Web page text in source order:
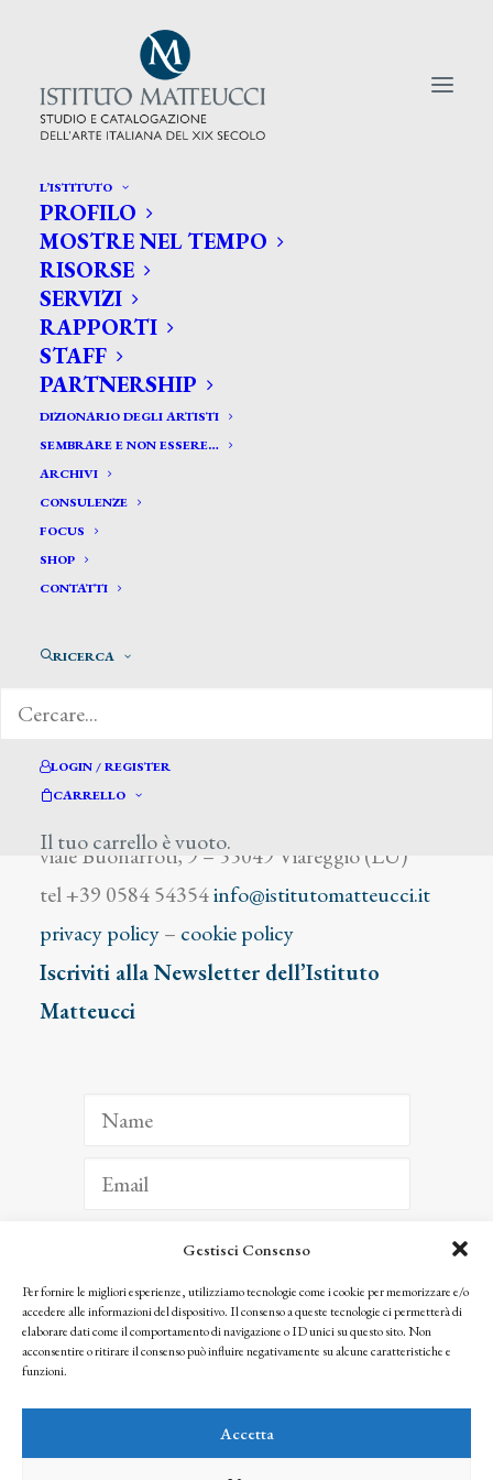
Gestisci Consenso
Per fornire le migliori esperienze, utilizziamo tecnologie come i cookie per memorizzare e/o
accedere alle informazioni del dispositivo. Il consenso a queste tecnologie ci permetterà di
elaborare dati come il comportamento di navigazione o ID unici su questo sito. Non
acconsentire o ritirare il consenso può influire negativamente su alcune caratteristiche e
funzioni.
Accetta
L’ISTITUTO
PROFILO
MOSTRE NEL TEMPO
RISORSE
SERVIZI
RAPPORTI
STAFF
PARTNERSHIP
DIZIONARIO DEGLI ARTISTI
SEMBRARE E NON ESSERE…
ARCHIVI
CONSULENZE
FOCUS
SHOP
CONTATTI
RICERCA
LOGIN / REGISTER
CARRELLO
Il tuo carrello è vuoto.
CERCA TRA GLI ARTISTI:
Search
for:
Ligabue Antonio
viale Buonarroti, 9 – 55049 Viareggio (LU)
tel +39 0584 54354info@istitutomatteucci.it
privacy policy– cookie policy
Iscriviti alla Newsletter dell’Istituto
Matteucci
ISCRIVITI
Facendo clic per iscriverti, riconosci che le tue informazioni saranno trattate
seguendo la nostra Privacy Policy
© 2025 Istituto Matteucci. All right reserved
l’autorizzazione scritta dei proprietari dei diritti e dell’Istituto Matteucci